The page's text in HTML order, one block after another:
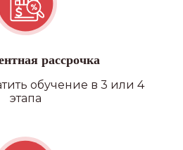
рассрочка
обучение в 3 или 4
этапа